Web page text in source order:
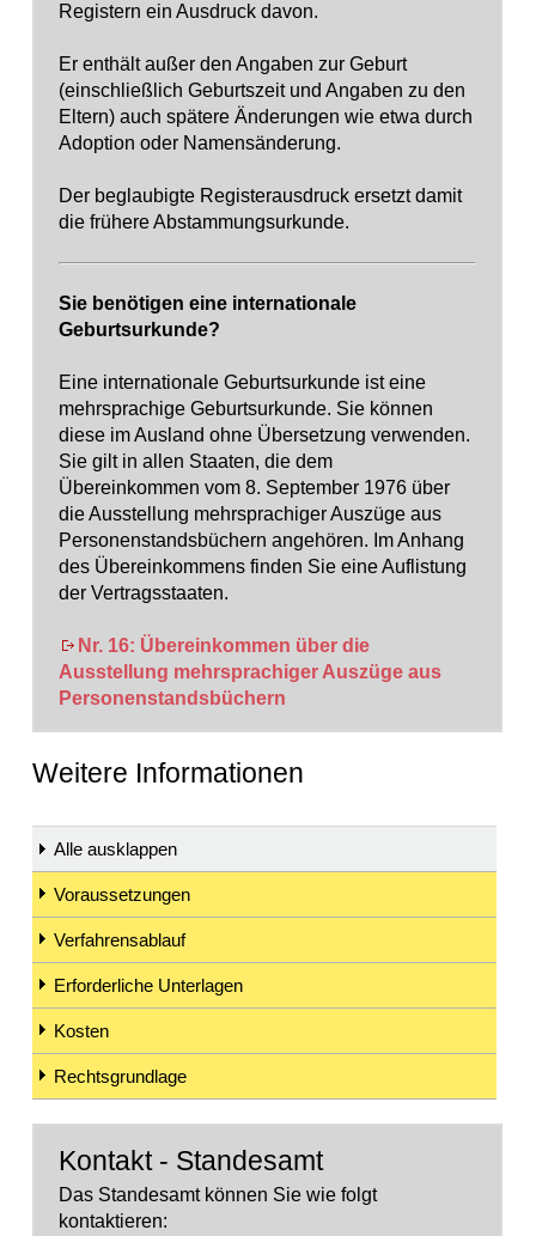
Registern ein Ausdruck davon.
Er enthält außer den Angaben zur Geburt
(einschließlich Geburtszeit und Angaben zu den
Eltern) auch spätere Änderungen wie etwa durch
Adoption oder Namensänderung.
Der beglaubigte Registerausdruck ersetzt damit
die frühere Abstammungsurkunde.
Sie benötigen eine internationale
Geburtsurkunde?
Eine internationale Geburtsurkunde ist eine
mehrsprachige Geburtsurkunde. Sie können
diese im Ausland ohne Übersetzung verwenden.
Sie gilt in allen Staaten, die dem
Übereinkommen vom 8. September 1976 über
die Ausstellung mehrsprachiger Auszüge aus
Personenstandsbüchern angehören. Im Anhang
des Übereinkommens finden Sie eine Auflistung
der Vertragsstaaten.
Nr. 16: Übereinkommen über die
Ausstellung mehrsprachiger Auszüge aus
Personenstandsbüchern
Weitere Informationen
Alle ausklappen
Voraussetzungen
Verfahrensablauf
Erforderliche Unterlagen
Kosten
Rechtsgrundlage
Kontakt - Standesamt
Das Standesamt können Sie wie folgt
kontaktieren: